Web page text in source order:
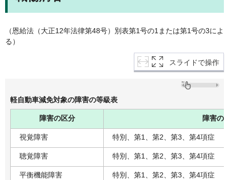
（恩給法（大正12年法律第48号）別表第1号の1または第1号の3によ
る）
スライドで操作
軽自動車減免対象の障害の等級表
障害の区分 障害の
視覚障害 特別、第1、第2、第3、第4項症
聴覚障害 特別、第1、第2、第3、第4項症
平衡機能障害 特別、第1、第2、第3、第4項症